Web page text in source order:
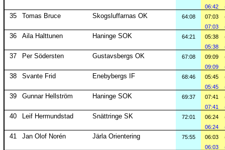
06:42
35 Tomas Bruce Skogsluffarnas OK 64:08 07:03
07:03
36 Aila Halttunen Haninge SOK 64:21 05:38
05:38
37 Per Södersten Gustavsbergs OK 67:08 09:09
09:09
38 Svante Frid Enebybergs IF 68:46 05:45
05:45
39 Gunnar Hellström Haninge SOK 69:37 07:41
07:41
40 Leif Hermundstad Snättringe SK 72:01 06:24
06:24
41 Jan Olof Norén Järla Orientering 75:55 06:03
06:03